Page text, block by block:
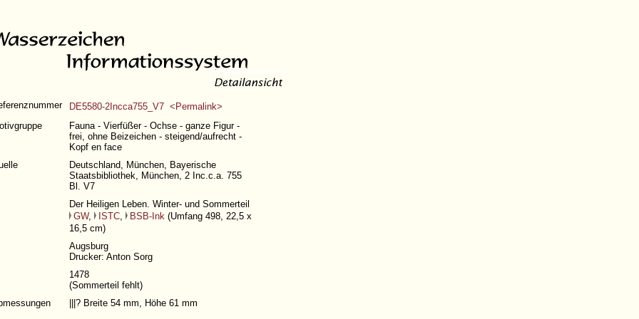
DE5580-2Incca755_V7 <Permalink>
Fauna - Vierfüßer - Ochse - ganze Figur -
frei, ohne Beizeichen - steigend/aufrecht -
Kopf en face
Deutschland, München, Bayerische
Staatsbibliothek, München, 2 Inc.c.a. 755
Bl. V7
Der Heiligen Leben. Winter- und Sommerteil
GW, ISTC, BSB-Ink (Umfang 498, 22,5 x
16,5 cm)
Augsburg
Drucker: Anton Sorg
1478
(Sommerteil fehlt)
|||? Breite 54 mm, Höhe 61 mm